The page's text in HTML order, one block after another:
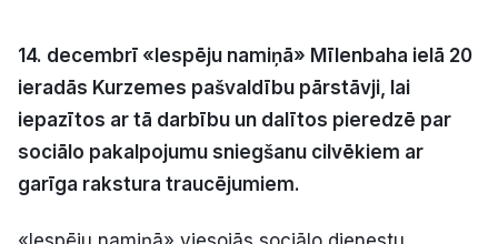
Pasākumi
Reklāma
Politiskā reklāma
14. decembrī «Iespēju namiņā» Mīlenbaha ielā 20
ieradās Kurzemes pašvaldību pārstāvji, lai
iepazītos ar tā darbību un dalītos pieredzē par
sociālo pakalpojumu sniegšanu cilvēkiem ar
garīga rakstura traucējumiem.